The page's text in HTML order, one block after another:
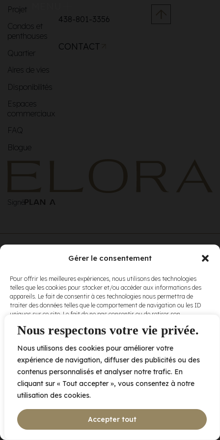
Nous respectons votre vie privée.
Nous utilisons des cookies pour améliorer votre
expérience de navigation, diffuser des publicités ou des
contenus personnalisés et analyser notre trafic. En
cliquant sur « Tout accepter », vous consentez à notre
utilisation des cookies.
Accepter tout
Gérer le consentement
Pour offrir les meilleures expériences, nous utilisons des technologies
telles que les cookies pour stocker et/ou accéder aux informations des
appareils. Le fait de consentir à ces technologies nous permettra de
traiter des données telles que le comportement de navigation ou les ID
uniques sur ce site. Le fait de ne pas consentir ou de retirer son
et fonctions.
Accepter
Refuser
Projet
Condos et
penthouses
Quartier
Aires de vies
Disponibilités
Espaces
commerciaux
FAQ
Blogue
438-801-3356
CONTACT
Signé
conditions
d’utilisationet
nospolitiques
de
confidentialité .
2005 av. de Bois-de-Boulogne, Laval QC H7N 0J7